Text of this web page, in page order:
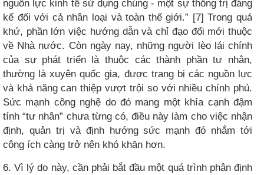
nguồn lực kinh tế sử dụng chúng - một sự thống trị đáng
kể đối với cả nhân loại và toàn thế giới.” [7] Trong quá
khứ, phần lớn việc hướng dẫn và chỉ đạo đổi mới thuộc
về Nhà nước. Còn ngày nay, những người lèo lái chính
của sự phát triển là thuộc các thành phần tư nhân,
thường là xuyên quốc gia, được trang bị các nguồn lực
và khả năng can thiệp vượt trội so với nhiều chính phủ.
Sức mạnh công nghệ do đó mang một khía cạnh đậm
tính “tư nhân” chưa từng có, điều này làm cho việc nhận
định, quản trị và định hướng sức mạnh đó nhắm tới
công ích càng trở nên khó khăn hơn.
6. Vì lý do này, cần phải bắt đầu một quá trình phân định